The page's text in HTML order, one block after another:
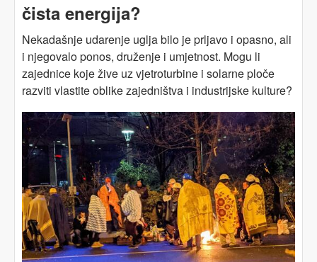
čista energija?
Nekadašnje udarenje uglja bilo je prljavo i opasno, ali
i njegovalo ponos, druženje i umjetnost. Mogu li
zajednice koje žive uz vjetroturbine i solarne ploče
razviti vlastite oblike zajedništva i industrijske kulture?